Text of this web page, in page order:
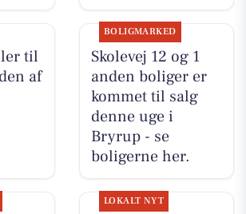
til
af
BOLIGMARKED
Skolevej 12 og 1
anden boliger er
kommet til salg
denne uge i
Bryrup - se
boligerne her.
LOKALT NYT